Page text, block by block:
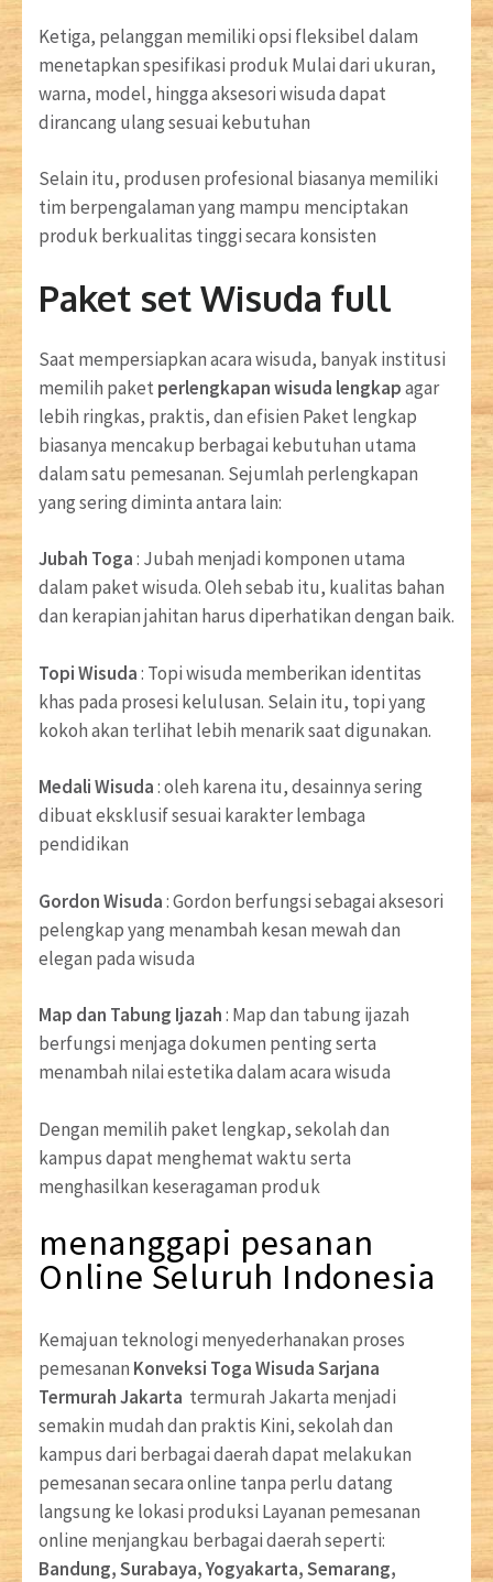
Ketiga, pelanggan memiliki opsi fleksibel dalam
menetapkan spesifikasi produk Mulai dari ukuran,
warna, model, hingga aksesori wisuda dapat
dirancang ulang sesuai kebutuhan
Selain itu, produsen profesional biasanya memiliki
tim berpengalaman yang mampu menciptakan
produk berkualitas tinggi secara konsisten
Paket set Wisuda full
Saat mempersiapkan acara wisuda, banyak institusi
memilih paket perlengkapan wisuda lengkapagar
lebih ringkas, praktis, dan efisien Paket lengkap
biasanya mencakup berbagai kebutuhan utama
dalam satu pemesanan. Sejumlah perlengkapan
yang sering diminta antara lain:
Jubah Toga: Jubah menjadi komponen utama
dalam paket wisuda. Oleh sebab itu, kualitas bahan
dan kerapian jahitan harus diperhatikan dengan baik.
Topi Wisuda: Topi wisuda memberikan identitas
khas pada prosesi kelulusan. Selain itu, topi yang
kokoh akan terlihat lebih menarik saat digunakan.
Medali Wisuda: oleh karena itu, desainnya sering
dibuat eksklusif sesuai karakter lembaga
pendidikan
Gordon Wisuda: Gordon berfungsi sebagai aksesori
pelengkap yang menambah kesan mewah dan
elegan pada wisuda
Map dan Tabung Ijazah: Map dan tabung ijazah
berfungsi menjaga dokumen penting serta
menambah nilai estetika dalam acara wisuda
Dengan memilih paket lengkap, sekolah dan
kampus dapat menghemat waktu serta
menghasilkan keseragaman produk
menanggapi pesanan
Online Seluruh Indonesia
Kemajuan teknologi menyederhanakan proses
pemesanan Konveksi Toga Wisuda Sarjana
Termurah Jakarta termurah Jakarta menjadi
semakin mudah dan praktis Kini, sekolah dan
kampus dari berbagai daerah dapat melakukan
pemesanan secara online tanpa perlu datang
langsung ke lokasi produksi Layanan pemesanan
online menjangkau berbagai daerah seperti:
Bandung, Surabaya, Yogyakarta, Semarang,